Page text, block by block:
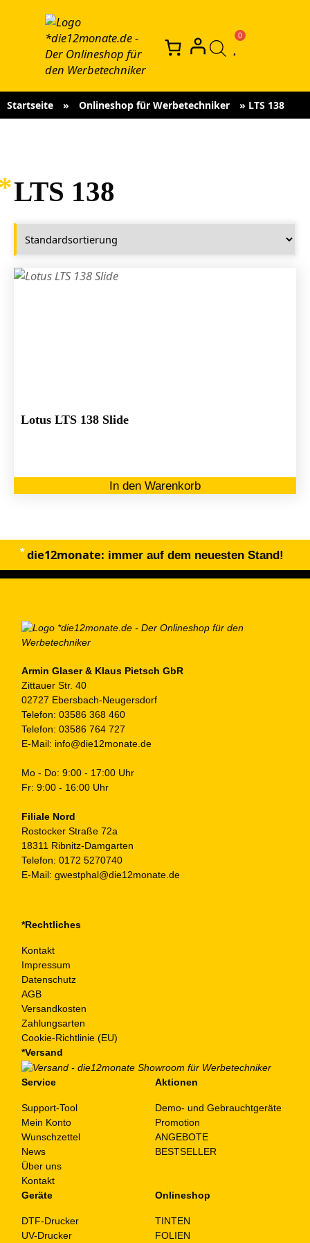
Startseite » Onlineshop für Werbetechniker » LTS 138
LTS 138
Lotus LTS 138 Slide
In den Warenkorb
die12monate: immer auf dem neuesten Stand!
Armin Glaser & Klaus Pietsch GbR
Zittauer Str. 40
02727 Ebersbach-Neugersdorf
Telefon: 03586 368 460
Telefon: 03586 764 727
E-Mail: info@die12monate.de
Mo - Do: 9:00 - 17:00 Uhr
Fr: 9:00 - 16:00 Uhr
Filiale Nord
Rostocker Straße 72a
18311 Ribnitz-Damgarten
Telefon: 0172 5270740
E-Mail: gwestphal@die12monate.de
*Rechtliches
Kontakt
Impressum
Datenschutz
AGB
Versandkosten
Zahlungsarten
Cookie-Richtlinie (EU)
*Versand
Service
Support-Tool
Mein Konto
Wunschzettel
News
Über uns
Kontakt
Aktionen
Demo- und Gebrauchtgeräte
Promotion
ANGEBOTE
BESTSELLER
Geräte
DTF-Drucker
UV-Drucker
Onlineshop
TINTEN
FOLIEN